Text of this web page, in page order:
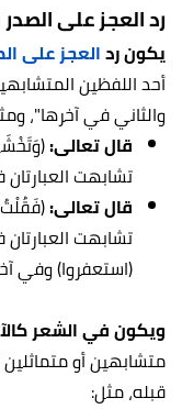
رد العجز على
يكون ردالعجز على
أحد اللفظين
والثاني في آخرها"،
قال تعالى:
تشابهت
قال تعالى:(فَقُلْتُ
تشابهت
(استعفروا) وفي
ويكون في الشعر
متشابهين أو
قبله، مثل: